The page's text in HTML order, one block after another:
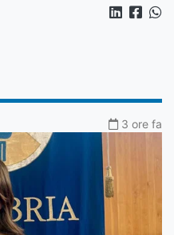
3 ore fa